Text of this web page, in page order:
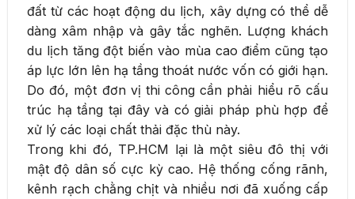
đất từ các hoạt động du lịch, xây dựng có thể dễ
dàng xâm nhập và gây tắc nghẽn. Lượng khách
du lịch tăng đột biến vào mùa cao điểm cũng tạo
áp lực lớn lên hạ tầng thoát nước vốn có giới hạn.
Do đó, một đơn vị thi công cần phải hiểu rõ cấu
trúc hạ tầng tại đây và có giải pháp phù hợp để
xử lý các loại chất thải đặc thù này.
Trong khi đó, TP.HCM lại là một siêu đô thị với
mật độ dân số cực kỳ cao. Hệ thống cống rãnh,
kênh rạch chằng chịt và nhiều nơi đã xuống cấp